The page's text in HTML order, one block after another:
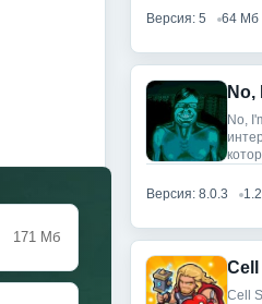
171 Мб
Версия: 5
64 Мб
No,
Версия: 8.0.3
Cell